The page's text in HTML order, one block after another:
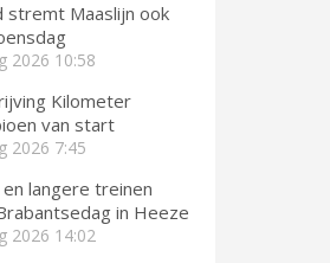
stremt Maaslijn ook
2026 10:58
Kilometer
van start
2026 7:45
langere treinen
in Heeze
2026 14:02